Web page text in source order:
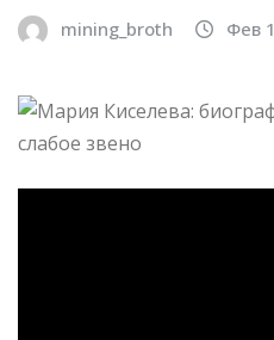
mining_broth Фев